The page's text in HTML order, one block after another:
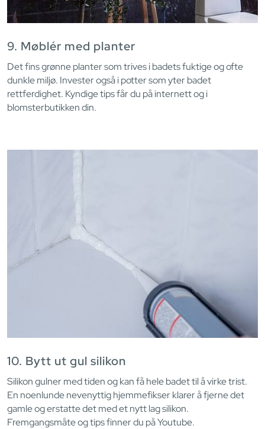
9. Møblér med planter
Det fins grønne planter som trives i badets fuktige og ofte
dunkle miljø. Invester også i potter som yter badet
rettferdighet. Kyndige tips får du på internett og i
blomsterbutikken din.
10. Bytt ut gul silikon
Silikon gulner med tiden og kan få hele badet til å virke trist.
En noenlunde nevenyttig hjemmefikser klarer å fjerne det
gamle og erstatte det med et nytt lag silikon.
Fremgangsmåte og tips finner du på Youtube.